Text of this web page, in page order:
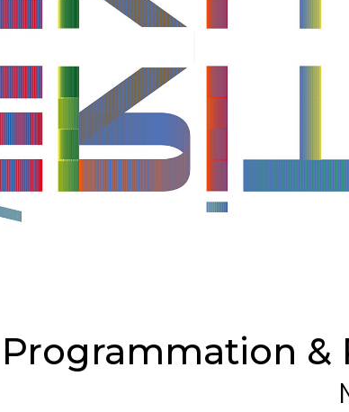
Programmation &